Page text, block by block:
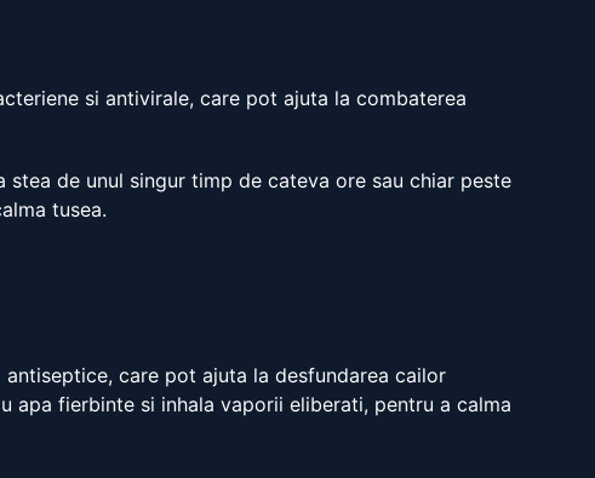
si antivirale, care pot ajuta la combaterea
de unul singur timp de cateva ore sau chiar peste
tusea.
care pot ajuta la desfundarea cailor
apa fierbinte si inhala vaporii eliberati, pentru a calma